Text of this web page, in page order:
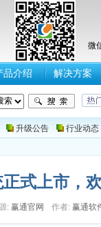
微
品介绍 解决方案
升级公告
行业动态
式上市，
: 赢通官网 作者: 赢通软